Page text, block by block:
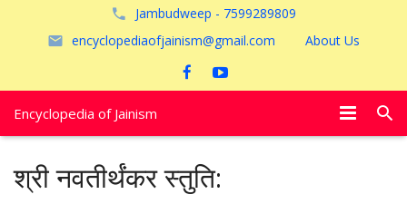
Jambudweep - 7599289809
encyclopediaofjainism@gmail.com
About Us
Encyclopedia of Jainism
पूजायें
श्री नवतीर्थंकर स्तुति: